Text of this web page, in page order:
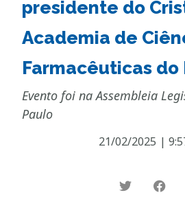
presidente do
Academia de
Farmacêuticas do
Evento foi na Assembleia
Paulo
21/02/2025 |